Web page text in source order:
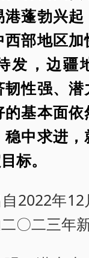
蓬勃兴
部地区
发，边疆
性强、潜
基本面依
中求进
标。
2022年12
〇二三年新